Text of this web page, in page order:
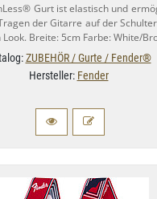
Gurt ist elastisch und
der Gitarre auf der
Breite: 5cm Farbe: White/​
ZUBEHÖR / Gurte / Fender®
Hersteller: Fender